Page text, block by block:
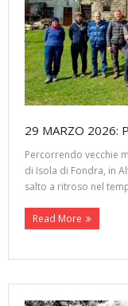
29 MARZO 2026:
Percorrendo vecchie
di Isola di Fondra, in
salto a ritroso nel
Read More